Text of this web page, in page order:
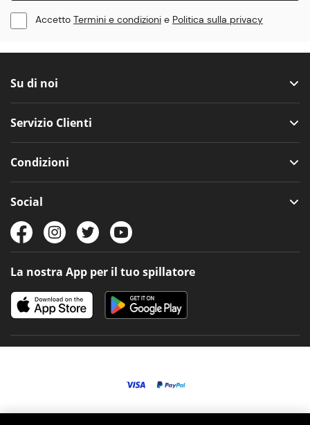
Accetto Termini e condizioni e Politica sulla privacy
Su di noi
Servizio Clienti
Condizioni
Social
La nostra App per il tuo spillatore